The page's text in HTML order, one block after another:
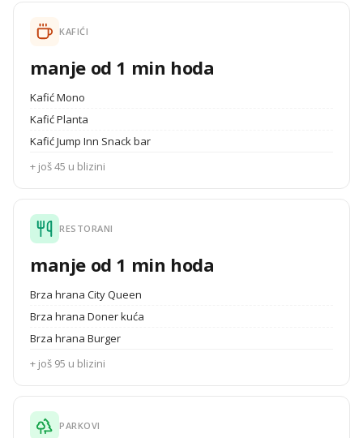
KAFIĆI
manje od 1 min hoda
Kafić Mono
Kafić Planta
Kafić Jump Inn Snack bar
+ još 45 u blizini
RESTORANI
manje od 1 min hoda
Brza hrana City Queen
Brza hrana Doner kuća
Brza hrana Burger
+ još 95 u blizini
PARKOVI